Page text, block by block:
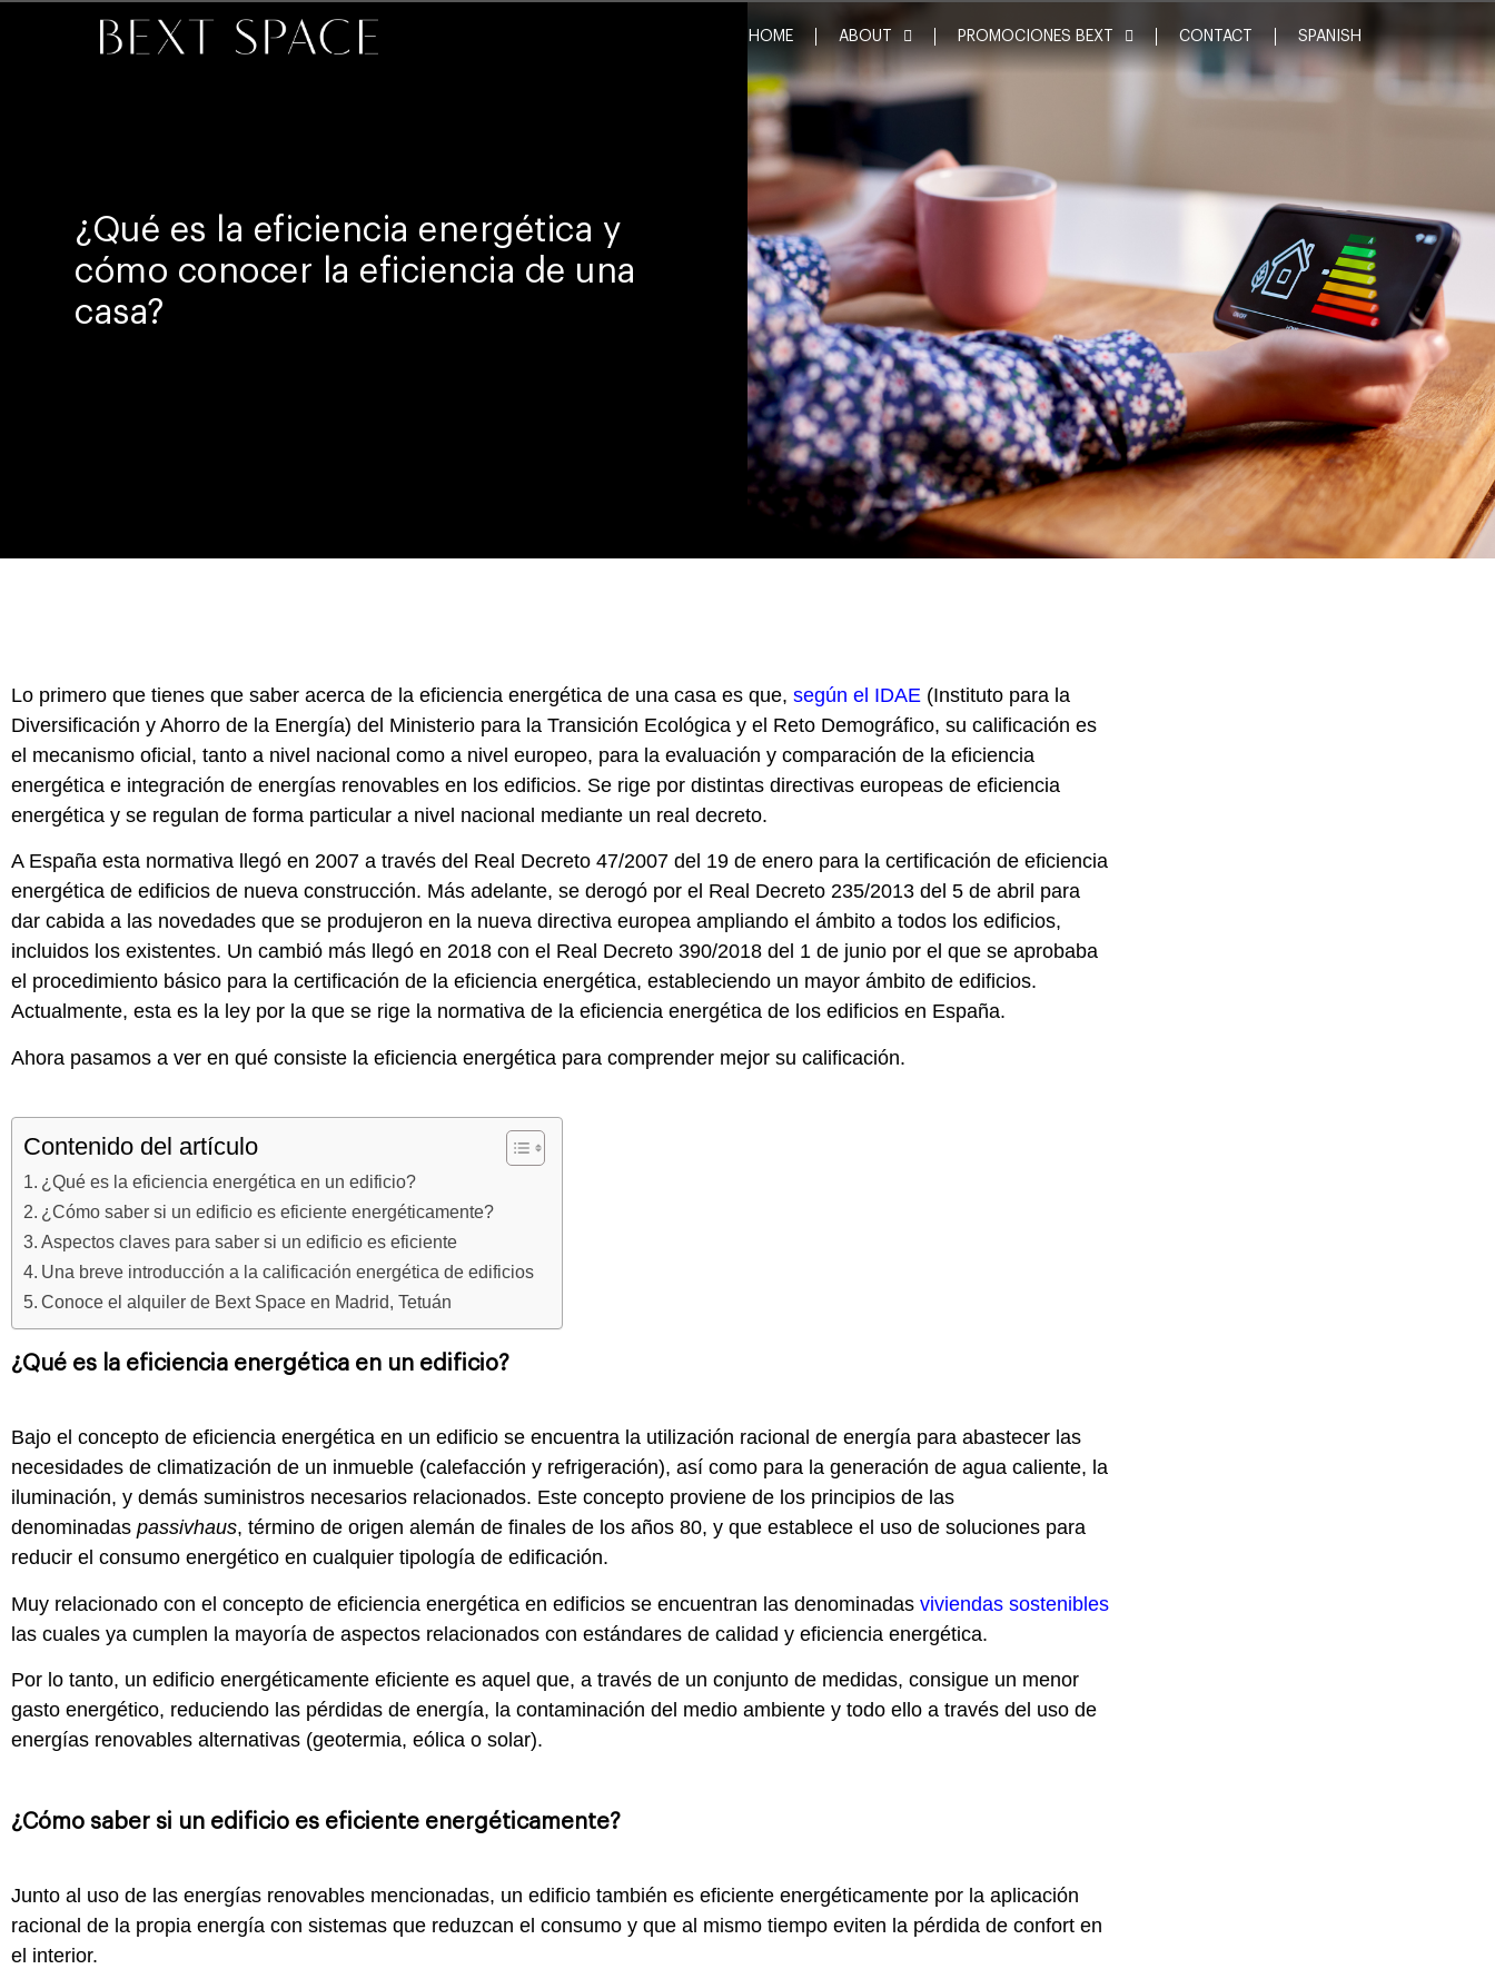
HOME ABOUT PROMOCIONES BEXT CONTACT SPANISH
¿Qué es la eficiencia energética y
cómo conocer la eficiencia de una
casa?
Lo primero que tienes que saber acerca de la eficiencia energética de una casa es que, según el IDAE (Instituto para la
Diversificación y Ahorro de la Energía) del Ministerio para la Transición Ecológica y el Reto Demográfico, su calificación es
el mecanismo oficial, tanto a nivel nacional como a nivel europeo, para la evaluación y comparación de la eficiencia
energética e integración de energías renovables en los edificios. Se rige por distintas directivas europeas de eficiencia
energética y se regulan de forma particular a nivel nacional mediante un real decreto.
A España esta normativa llegó en 2007 a través del Real Decreto 47/2007 del 19 de enero para la certificación de eficiencia
energética de edificios de nueva construcción. Más adelante, se derogó por el Real Decreto 235/2013 del 5 de abril para
dar cabida a las novedades que se produjeron en la nueva directiva europea ampliando el ámbito a todos los edificios,
incluidos los existentes. Un cambió más llegó en 2018 con el Real Decreto 390/2018 del 1 de junio por el que se aprobaba
el procedimiento básico para la certificación de la eficiencia energética, estableciendo un mayor ámbito de edificios.
Actualmente, esta es la ley por la que se rige la normativa de la eficiencia energética de los edificios en España.
Ahora pasamos a ver en qué consiste la eficiencia energética para comprender mejor su calificación.
Contenido del artículo
¿Qué es la eficiencia energética en un edificio?
¿Cómo saber si un edificio es eficiente energéticamente?
Aspectos claves para saber si un edificio es eficiente
Una breve introducción a la calificación energética de edificios
Conoce el alquiler de Bext Space en Madrid, Tetuán
¿Qué es la eficiencia energética en un edificio?
Bajo el concepto de eficiencia energética en un edificio se encuentra la utilización racional de energía para abastecer las
necesidades de climatización de un inmueble (calefacción y refrigeración), así como para la generación de agua caliente, la
iluminación, y demás suministros necesarios relacionados. Este concepto proviene de los principios de las
denominadas passivhaus, término de origen alemán de finales de los años 80, y que establece el uso de soluciones para
reducir el consumo energético en cualquier tipología de edificación.
Muy relacionado con el concepto de eficiencia energética en edificios se encuentran las denominadas viviendas sostenibles
las cuales ya cumplen la mayoría de aspectos relacionados con estándares de calidad y eficiencia energética.
Por lo tanto, un edificio energéticamente eficiente es aquel que, a través de un conjunto de medidas, consigue un menor
gasto energético, reduciendo las pérdidas de energía, la contaminación del medio ambiente y todo ello a través del uso de
energías renovables alternativas (geotermia, eólica o solar).
¿Cómo saber si un edificio es eficiente energéticamente?
Junto al uso de las energías renovables mencionadas, un edificio también es eficiente energéticamente por la aplicación
racional de la propia energía con sistemas que reduzcan el consumo y que al mismo tiempo eviten la pérdida de confort en
el interior.